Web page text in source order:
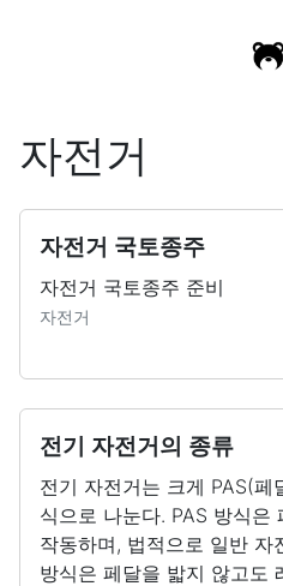
자전거
자전거 국토종주
자전거 국토종주 준비
자전거
전기 자전거의 종류
전기 자전거는 크게 PAS(
식으로 나눈다. PAS 방식은
작동하며, 법적으로 일반 자
방식은 페달을 밟지 않고도